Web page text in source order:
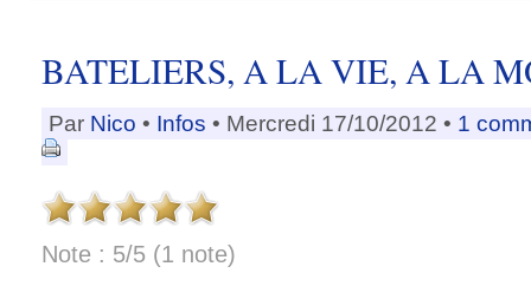
BATELIERS, A LA VIE, A LA
Par Nico • Infos • Mercredi 17/10/2012 • 1
Note : 5/5 (1 note)